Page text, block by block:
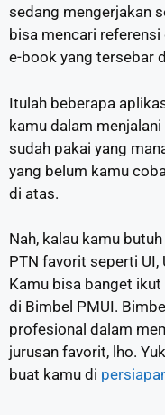
sedang mengerjakan
bisa mencari
e-book yang tersebar
Itulah beberapa
kamu dalam
sudah pakai yang
yang belum kamu
di atas.
Nah, kalau kamu
PTN favorit seperti UI,
Kamu bisa banget
di Bimbel PMUI.
profesional dalam
jurusan favorit, lho.
buat kamu di